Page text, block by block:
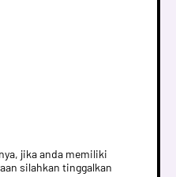
jika anda memiliki
silahkan tinggalkan